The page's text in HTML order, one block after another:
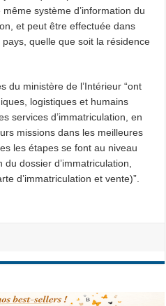
système d’information du
et peut être effectuée dans
quelle que soit la résidence
du ministère de l’Intérieur “ont
logistiques et humains
services d’immatriculation, en
missions dans les meilleures
les étapes se font au niveau
du dossier d’immatriculation,
d’immatriculation et vente)”.